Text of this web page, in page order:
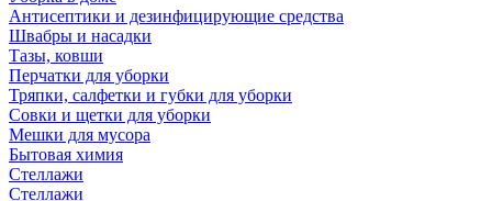
Антисептики и дезинфицирующие средства
Швабры и насадки
Тазы, ковши
Перчатки для уборки
Тряпки, салфетки и губки для уборки
Совки и щетки для уборки
Мешки для мусора
Бытовая химия
Стеллажи
Стеллажи